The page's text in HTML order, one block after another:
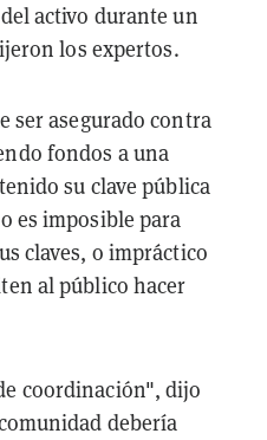
activo durante un
los expertos.
ser asegurado contra
fondos a una
su clave pública
es imposible para
claves, o impráctico
al público hacer
coordinación", dijo
debería